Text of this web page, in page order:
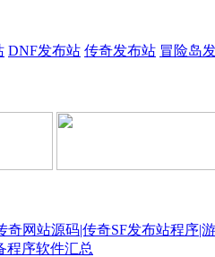
DNF发布站 传奇发布站 冒险岛
奇网站源码|传奇SF发布站程序|
程序软件汇总